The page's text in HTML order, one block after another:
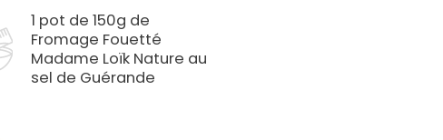
1 pot de 150g de
Fromage Fouetté
Madame Loïk Nature au
sel de Guérande